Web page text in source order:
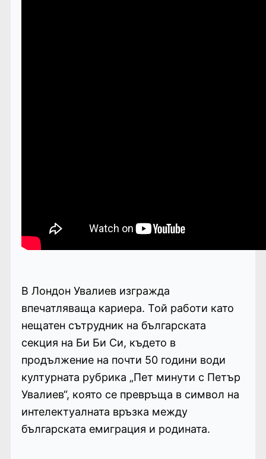
В Лондон Увалиев изгражда
впечатляваща кариера. Той работи като
нещатен сътрудник на българската
секция на Би Би Си, където в
продължение на почти 50 години води
културната рубрика „Пет минути с Петър
Увалиев“, която се превръща в символ на
интелектуалната връзка между
българската емиграция и родината.